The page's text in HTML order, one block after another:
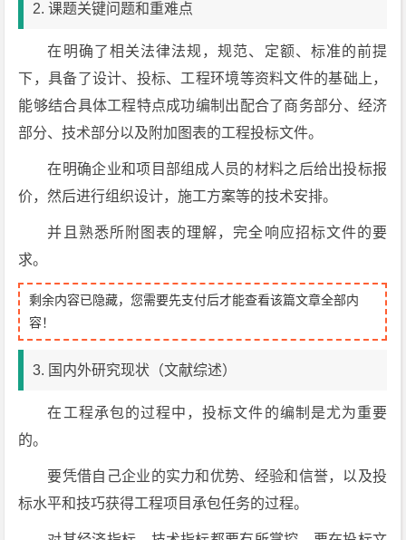
2. 课题关键问题和重难点
在明确了相关法律法规，规范、定额、标准的前提
下，具备了设计、投标、工程环境等资料文件的基础上，
能够结合具体工程特点成功编制出配合了商务部分、经济
部分、技术部分以及附加图表的工程投标文件。
在明确企业和项目部组成人员的材料之后给出投标报
价，然后进行组织设计，施工方案等的技术安排。
并且熟悉所附图表的理解，完全响应招标文件的要
求。
剩余内容已隐藏，您需要先支付后才能查看该篇文章全部内
容！
3. 国内外研究现状（文献综述）
在工程承包的过程中，投标文件的编制是尤为重要
的。
要凭借自己企业的实力和优势、经验和信誉，以及投
标水平和技巧获得工程项目承包任务的过程。